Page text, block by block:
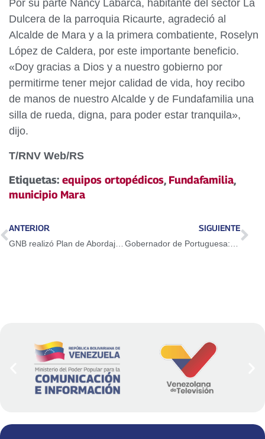
Por su parte Nancy Labarca, habitante del sector La
Dulcera de la parroquia Ricaurte, agradeció al
Alcalde de Mara y a la primera combatiente, Roselyn
López de Caldera, por este importante beneficio.
«Doy gracias a Dios y a nuestro gobierno por
permitirme tener mejor calidad de vida, hoy recibo
de manos de nuestro Alcalde y de Fundafamilia una
silla de rueda, digna, para poder estar tranquila»,
dijo.
T/RNV Web/RS
Etiquetas: equipos ortopédicos, Fundafamilia,
municipio Mara
ANTERIOR
GNB realizó Plan de Abordaje Social a comunidades indígenas del Zulia
SIGUIENTE
Gobernador de Portuguesa: «Los que amamos a Chávez seguiremos en las calles por la revolución